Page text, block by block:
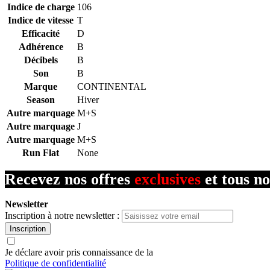
Indice de charge 106
Indice de vitesse T
Efficacité
D
Adhérence
B
Décibels
B
Son
B
Marque
CONTINENTAL
Season
Hiver
Autre marquage M+S
Autre marquage J
Autre marquage M+S
Run Flat
None
Recevez nos offres exclusives et tous
Newsletter
Inscription à notre newsletter :
Inscription
Je déclare avoir pris connaissance de la
Politique de confidentialité